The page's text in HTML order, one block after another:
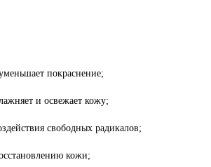
покраснение;
и освежает кожу;
свободных радикалов;
кожи;